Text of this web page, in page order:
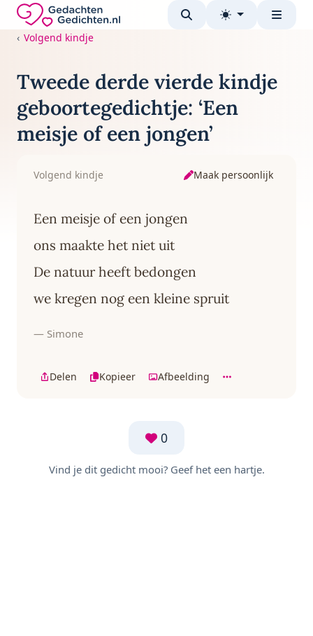
Direct naar de inhoud
Gedachten-Gedichten.nl — naar de homepage
Volgend kindje
Tweede derde vierde kindje
geboortegedichtje: ‘Een
meisje of een jongen’
Volgend kindje Maak persoonlijk
Een meisje of een jongen
ons maakte het niet uit
De natuur heeft bedongen
we kregen nog een kleine spruit
— Simone
Delen Kopieer Afbeelding
0
Vind je dit gedicht mooi? Geef het een hartje.